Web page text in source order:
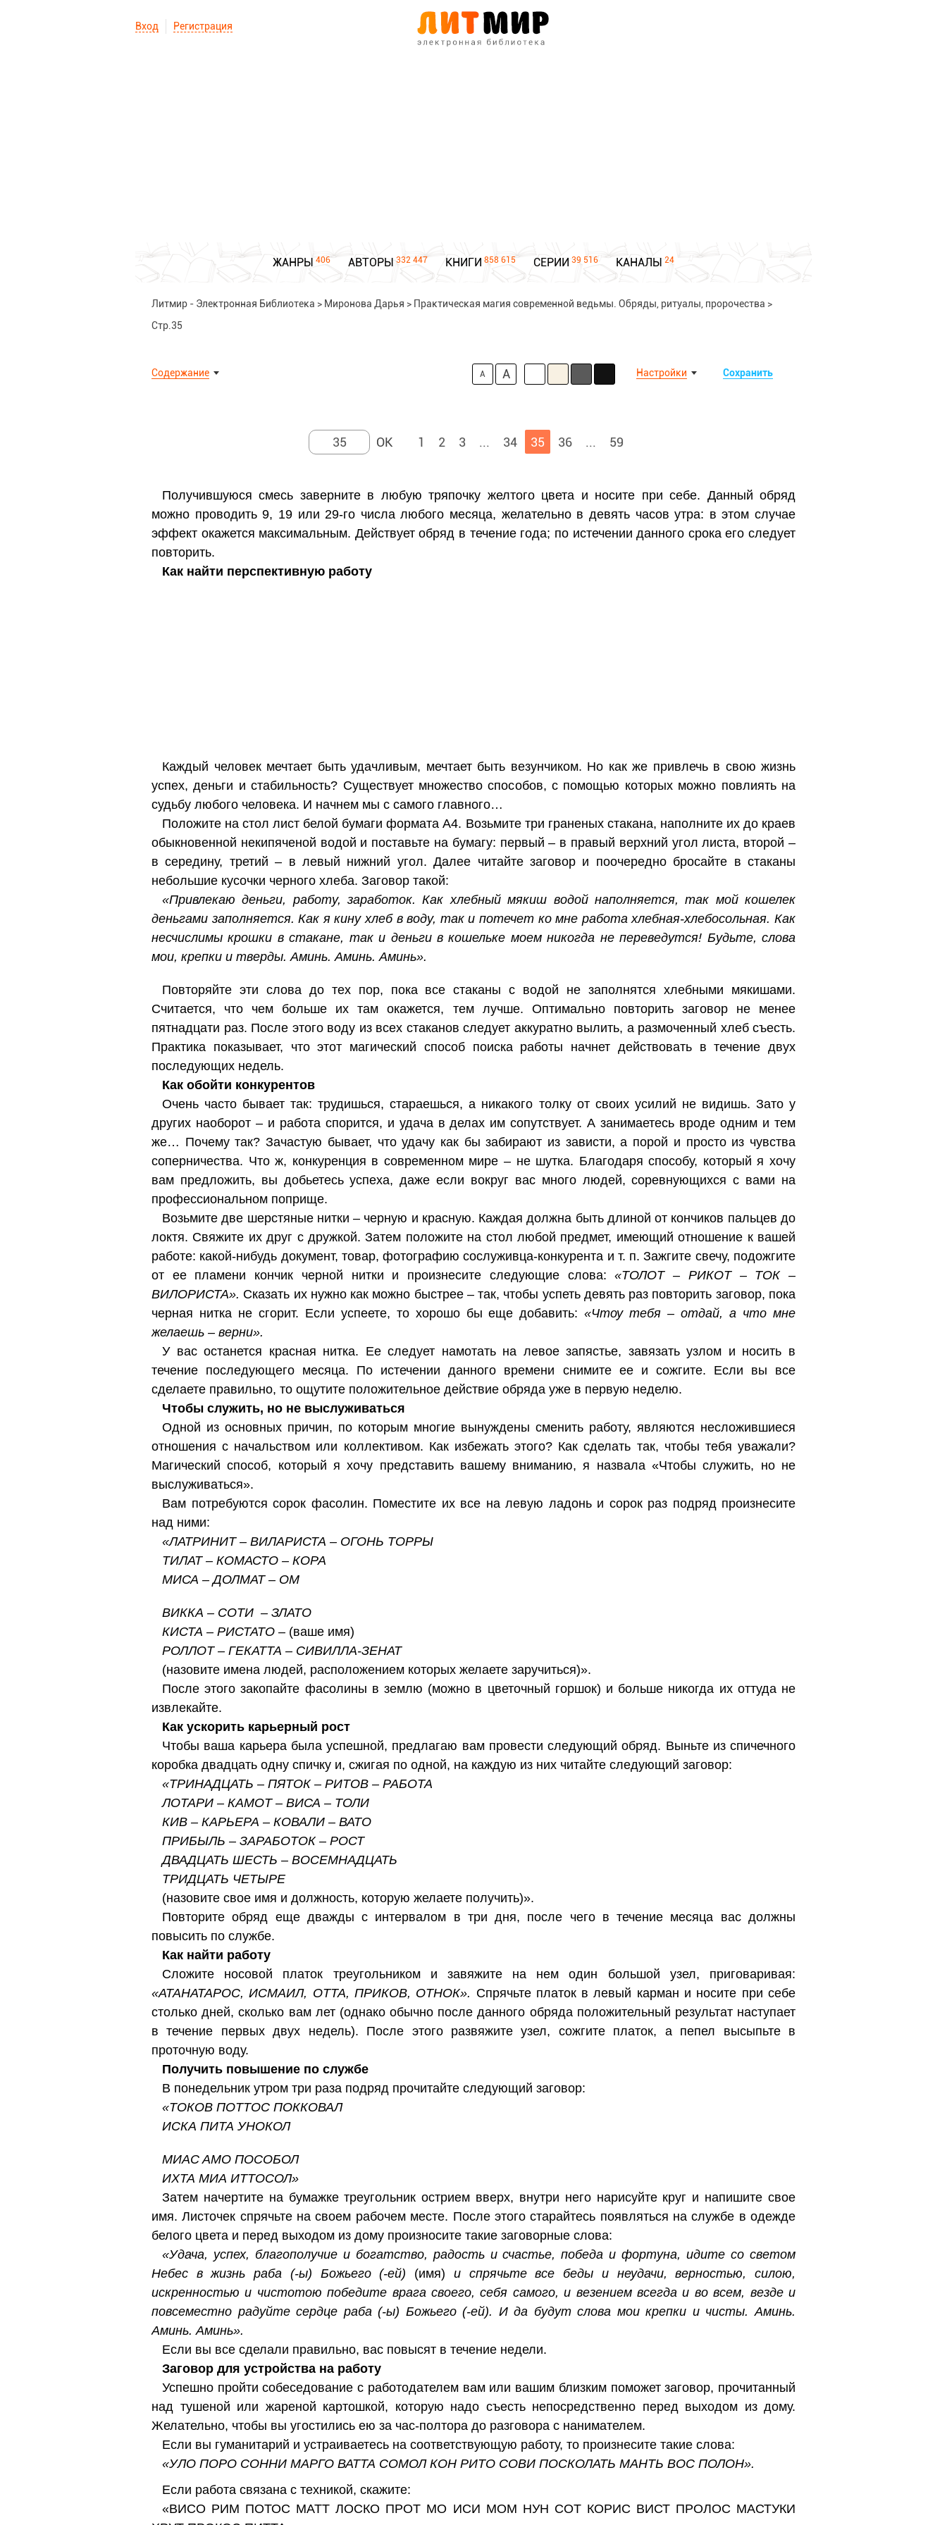
Вход Регистрация
ЖАНРЫ 406 АВТОРЫ 332 447 КНИГИ 858 615 СЕРИИ 39 516 КАНАЛЫ 24
Литмир - Электронная Библиотека > Миронова Дарья > Практическая магия современной ведьмы. Обряды, ритуалы, пророчества >
Стр.35
Содержание Сохранить
Настройки
A A
1 2 3 ... 34 35 36 ... 59
Получившуюся смесь заверните в любую тряпочку желтого цвета и носите при себе. Данный обряд
можно проводить 9, 19 или 29-го числа любого месяца, желательно в девять часов утра: в этом случае
эффект окажется максимальным. Действует обряд в течение года; по истечении данного срока его следует
повторить.
Как найти перспективную работу
Каждый человек мечтает быть удачливым, мечтает быть везунчиком. Но как же привлечь в свою жизнь
успех, деньги и стабильность? Существует множество способов, с помощью которых можно повлиять на
судьбу любого человека. И начнем мы с самого главного…
Положите на стол лист белой бумаги формата А4. Возьмите три граненых стакана, наполните их до краев
обыкновенной некипяченой водой и поставьте на бумагу: первый – в правый верхний угол листа, второй –
в середину, третий – в левый нижний угол. Далее читайте заговор и поочередно бросайте в стаканы
небольшие кусочки черного хлеба. Заговор такой:
«Привлекаю деньги, работу, заработок. Как хлебный мякиш водой наполняется, так мой кошелек
деньгами заполняется. Как я кину хлеб в воду, так и потечет ко мне работа хлебная-хлебосольная. Как
несчислимы крошки в стакане, так и деньги в кошельке моем никогда не переведутся! Будьте, слова
мои, крепки и тверды. Аминь. Аминь. Аминь».
Повторяйте эти слова до тех пор, пока все стаканы с водой не заполнятся хлебными мякишами.
Считается, что чем больше их там окажется, тем лучше. Оптимально повторить заговор не менее
пятнадцати раз. После этого воду из всех стаканов следует аккуратно вылить, а размоченный хлеб съесть.
Практика показывает, что этот магический способ поиска работы начнет действовать в течение двух
последующих недель.
Как обойти конкурентов
Очень часто бывает так: трудишься, стараешься, а никакого толку от своих усилий не видишь. Зато у
других наоборот – и работа спорится, и удача в делах им сопутствует. А занимаетесь вроде одним и тем
же… Почему так? Зачастую бывает, что удачу как бы забирают из зависти, а порой и просто из чувства
соперничества. Что ж, конкуренция в современном мире – не шутка. Благодаря способу, который я хочу
вам предложить, вы добьетесь успеха, даже если вокруг вас много людей, соревнующихся с вами на
профессиональном поприще.
Возьмите две шерстяные нитки – черную и красную. Каждая должна быть длиной от кончиков пальцев до
локтя. Свяжите их друг с дружкой. Затем положите на стол любой предмет, имеющий отношение к вашей
работе: какой-нибудь документ, товар, фотографию сослуживца-конкурента и т. п. Зажгите свечу, подожгите
от ее пламени кончик черной нитки и произнесите следующие слова:«ТОЛОТ – РИКОТ – ТОК –
ВИЛОРИСТА». Сказать их нужно как можно быстрее – так, чтобы успеть девять раз повторить заговор, пока
черная нитка не сгорит. Если успеете, то хорошо бы еще добавить:«Чтоу тебя – отдай, а что мне
желаешь – верни».
У вас останется красная нитка. Ее следует намотать на левое запястье, завязать узлом и носить в
течение последующего месяца. По истечении данного времени снимите ее и сожгите. Если вы все
сделаете правильно, то ощутите положительное действие обряда уже в первую неделю.
Чтобы служить, но не выслуживаться
Одной из основных причин, по которым многие вынуждены сменить работу, являются несложившиеся
отношения с начальством или коллективом. Как избежать этого? Как сделать так, чтобы тебя уважали?
Магический способ, который я хочу представить вашему вниманию, я назвала «Чтобы служить, но не
выслуживаться».
Вам потребуются сорок фасолин. Поместите их все на левую ладонь и сорок раз подряд произнесите
над ними:
«ЛАТРИНИТ – ВИЛАРИСТА – ОГОНЬ ТОРРЫ
ТИЛАТ – КОМАСТО – КОРА
МИСА – ДОЛМАТ – ОМ
ВИККА – СОТИ – ЗЛАТО
КИСТА – РИСТАТО – (ваше имя)
РОЛЛОТ – ГЕКАТТА – СИВИЛЛА-ЗЕНАТ
(назовите имена людей, расположением которых желаете заручиться)».
После этого закопайте фасолины в землю (можно в цветочный горшок) и больше никогда их оттуда не
извлекайте.
Как ускорить карьерный рост
Чтобы ваша карьера была успешной, предлагаю вам провести следующий обряд. Выньте из спичечного
коробка двадцать одну спичку и, сжигая по одной, на каждую из них читайте следующий заговор:
«ТРИНАДЦАТЬ – ПЯТОК – РИТОВ – РАБОТА
ЛОТАРИ – КАМОТ – ВИСА – ТОЛИ
КИВ – КАРЬЕРА – КОВАЛИ – ВАТО
ПРИБЫЛЬ – ЗАРАБОТОК – РОСТ
ДВАДЦАТЬ ШЕСТЬ – ВОСЕМНАДЦАТЬ
ТРИДЦАТЬ ЧЕТЫРЕ
(назовите свое имя и должность, которую желаете получить)».
Повторите обряд еще дважды с интервалом в три дня, после чего в течение месяца вас должны
повысить по службе.
Как найти работу
Сложите носовой платок треугольником и завяжите на нем один большой узел, приговаривая:
«АТАНАТАРОС, ИСМАИЛ, ОТТА, ПРИКОВ, ОТНОК». Спрячьте платок в левый карман и носите при себе
столько дней, сколько вам лет (однако обычно после данного обряда положительный результат наступает
в течение первых двух недель). После этого развяжите узел, сожгите платок, а пепел высыпьте в
проточную воду.
Получить повышение по службе
В понедельник утром три раза подряд прочитайте следующий заговор:
«ТОКОВ ПОТТОС ПОККОВАЛ
ИСКА ПИТА УНОКОЛ
МИAC AMО ПОСОБОЛ
ИХТА МИА ИТТОСОЛ»
Затем начертите на бумажке треугольник острием вверх, внутри него нарисуйте круг и напишите свое
имя. Листочек спрячьте на своем рабочем месте. После этого старайтесь появляться на службе в одежде
белого цвета и перед выходом из дому произносите такие заговорные слова:
«Удача, успех, благополучие и богатство, радость и счастье, победа и фортуна, идите со светом
Небес в жизнь раба (-ы) Божьего (-ей) (имя) и спрячьте все беды и неудачи, верностью, силою,
искренностью и чистотою победите врага своего, себя самого, и везением всегда и во всем, везде и
повсеместно радуйте сердце раба (-ы) Божьего (-ей). И да будут слова мои крепки и чисты. Аминь.
Аминь. Аминь».
Если вы все сделали правильно, вас повысят в течение недели.
Заговор для устройства на работу
Успешно пройти собеседование с работодателем вам или вашим близким поможет заговор, прочитанный
над тушеной или жареной картошкой, которую надо съесть непосредственно перед выходом из дому.
Желательно, чтобы вы угостились ею за час-полтора до разговора с нанимателем.
Если вы гуманитарий и устраиваетесь на соответствующую работу, то произнесите такие слова:
«УЛО ПОРО СОННИ МАРГО ВАТТА СОМОЛ КОН РИТО СОВИ ПОСКОЛАТЬ МАНТЬ ВОС ПОЛОН».
Если работа связана с техникой, скажите:
«ВИСО РИМ ПОТОС MATT ЛОСКО ПРОТ МО ИСИ MOM НУН СОТ КОРИС ВИСТ ПРОЛОС МАСТУКИ